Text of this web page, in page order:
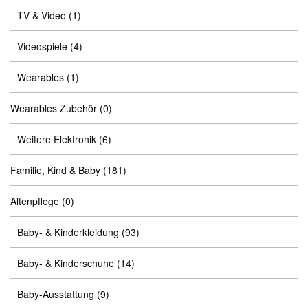
TV & Video (1)
Videospiele (4)
Wearables (1)
Wearables Zubehör (0)
Weitere Elektronik (6)
Familie, Kind & Baby (181)
Altenpflege (0)
Baby- & Kinderkleidung (93)
Baby- & Kinderschuhe (14)
Baby-Ausstattung (9)